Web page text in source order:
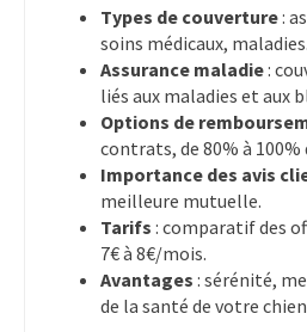
Types de couverture:
soins médicaux, maladies.
Assurance maladie:
liés aux maladies et aux
Options de
contrats, de 80% à 100%
Importance des avis
meilleure mutuelle.
Tarifs : comparatif des
7€ à 8€/mois.
Avantages : sérénité,
de la santé de votre